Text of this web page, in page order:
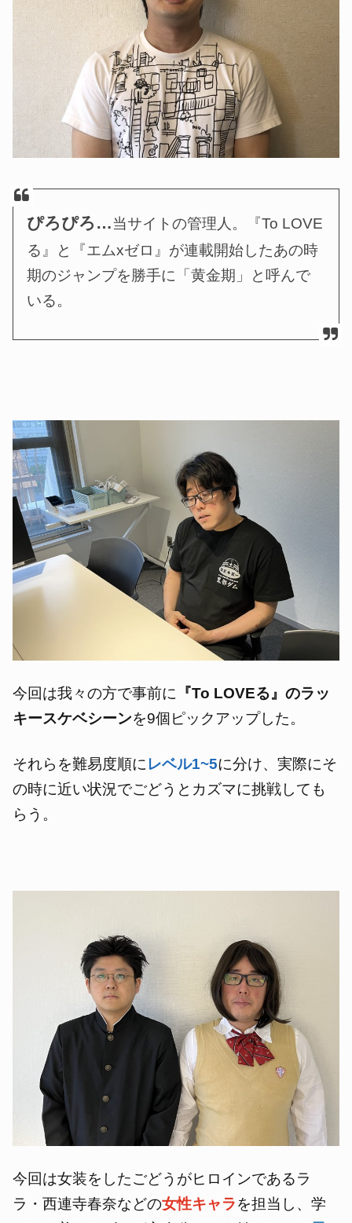
ぴろぴろ…当サイトの管理人。『To LOVE
る』と『エムxゼロ』が連載開始したあの時
期のジャンプを勝手に「黄金期」と呼んで
いる。
今回は我々の方で事前に
『To LOVEる』のラッ
キースケベシーンを9個ピックアップした。
それらを難易度順に レベル1~5に分け、実際にそ
の時に近い状況でごどうとカズマに挑戦しても
らう。
今回は女装をしたごどうがヒロインであるラ
ラ・西連寺春奈などの女性キャラを担当し、学